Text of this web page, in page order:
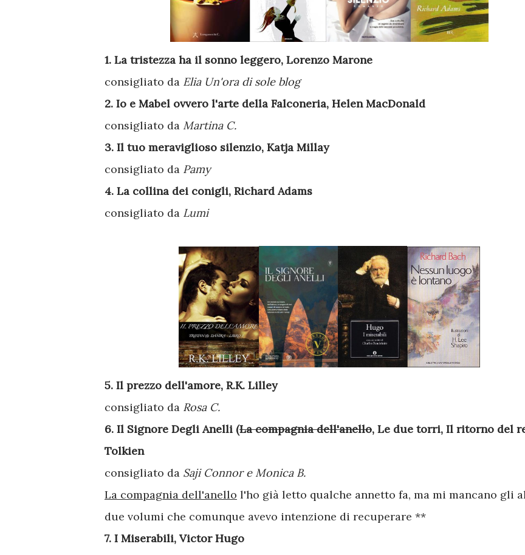
1. La tristezza ha il sonno leggero, Lorenzo Marone
consigliato da Elia Un'ora di sole blog
2. Io e Mabel ovvero l'arte della Falconeria, Helen MacDonald
consigliato da Martina C.
3. Il tuo meraviglioso silenzio, Katja Millay
consigliato da Pamy
4. La collina dei conigli, Richard Adams
consigliato da Lumi
5. Il prezzo dell'amore, R.K. Lilley
consigliato da Rosa C.
6. Il Signore Degli Anelli (La compagnia dell'anello, Le due torri, Il ritorno del
Tolkien
consigliato da Saji Connor e Monica B.
La compagnia dell'anello l'ho già letto qualche annetto fa, ma mi mancano gli
due volumi che comunque avevo intenzione di recuperare **
7. I Miserabili, Victor Hugo